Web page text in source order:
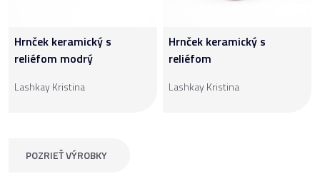
Hrnček keramický s
reliéfom modrý
Lashkay Kristina
Hrnček keramický s
reliéfom
Lashkay Kristina
POZRIEŤ VÝROBKY